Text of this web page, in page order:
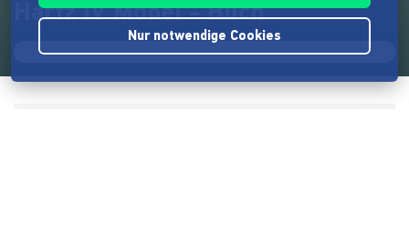
Hartz IV Möbel - Buch
Nur notwendige Cookies